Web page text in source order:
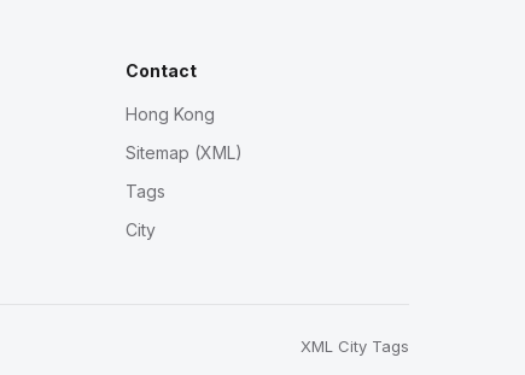
Contact
Hong Kong
Sitemap (XML)
Tags
City
XML City Tags